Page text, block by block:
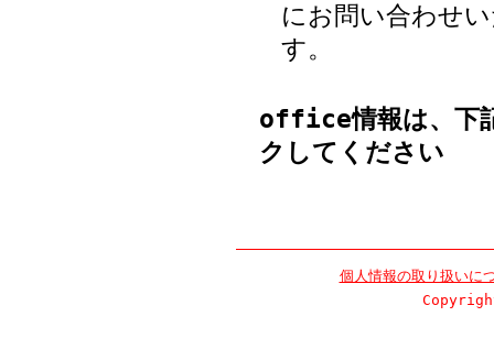
にお問い合わせ
す。
office情報は、
クしてください
個人情報の取り扱いに